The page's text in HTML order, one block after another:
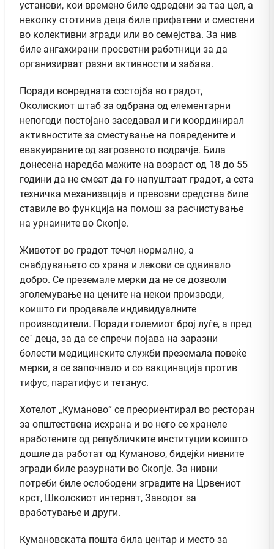
установи, кои времено биле одредени за таа цел, а
неколку стотиниа деца биле прифатени и сместени
во колективни згради или во семејства. За нив
биле ангажирани просветни работници за да
организираат разни активности и забава.
Поради вонредната состојба во градот,
Околискиот штаб за одбрана од елементарни
непогоди постојано заседавал и ги координирал
активностите за сместување на повредените и
евакуираните од загрозеното подрачје. Била
донесена наредба мажите на возраст од 18 до 55
години да не смеат да го напуштаат градот, а сета
техничка механизација и превозни средства биле
ставиле во функција на помош за расчистување
на урнаините во Скопје.
Животот во градот течел нормално, а
снабдувањето со храна и лекови се одвивало
добро. Се преземале мерки да не се дозволи
зголемување на цените на некои производи,
коишто ги продавале индивидуалните
производители. Поради големиот број луѓе, а пред
се` деца, за да се спречи појава на заразни
болести медицинските служби преземала повеќе
мерки, а се започнало и со вакцинација против
тифус, паратифус и тетанус.
Хотелот „Куманово“ се преориентирал во ресторан
за општествена исхрана и во него се хранеле
вработените од републичките институции коишто
дошле да работат од Куманово, бидејќи нивните
згради биле разурнати во Скопје. За нивни
потреби биле ослободени зградите на Црвениот
крст, Школскиот интернат, Заводот за
вработување и други.
Кумановската пошта била центар и место за